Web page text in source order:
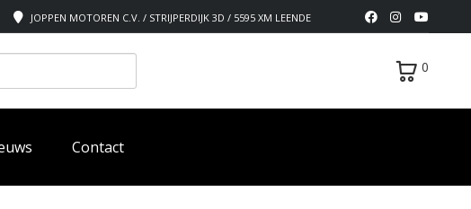
JOPPEN MOTOREN C.V. / STRIJPERDIJK 3D / 5595 XM LEENDE
0
Contact